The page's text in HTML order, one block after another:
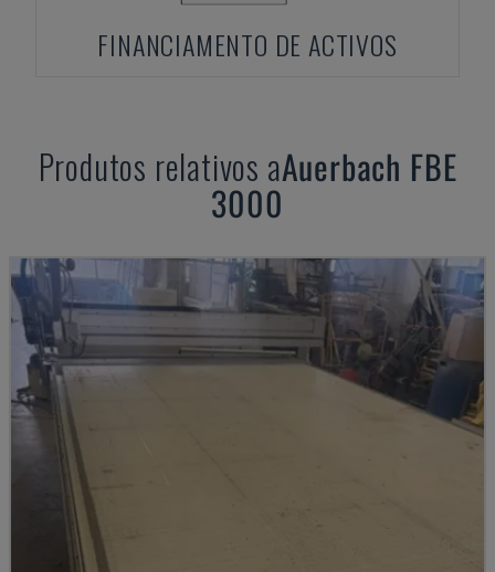
FINANCIAMENTO DE ACTIVOS
Produtos relativos aAuerbach FBE
3000